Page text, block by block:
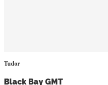
Tudor
Black Bay GMT